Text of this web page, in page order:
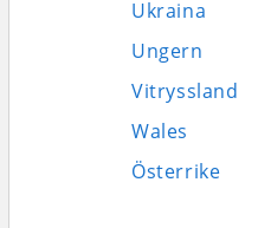
Ukraina
Ungern
Vitryssland
Wales
Österrike